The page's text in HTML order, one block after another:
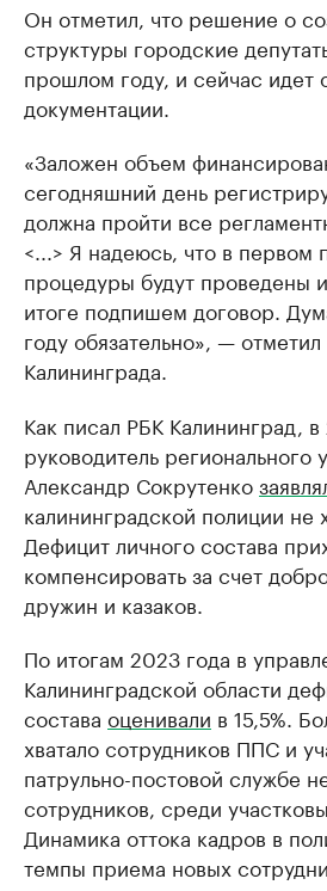
Он отметил, что решение о
структуры городские
прошлом году, и сейчас идет
документации.
«Заложен объем
сегодняшний день
должна пройти все
<...> Я надеюсь, что в первом
процедуры будут проведены
итоге подпишем договор.
году обязательно», — отметил
Калининграда.
Как писал РБК Калининград,
руководитель
Александр Сокрутенко
калининградской полиции не
Дефицит личного состава
компенсировать за счет
дружин и казаков.
По итогам 2023 года в
Калининградской области
состава оценивали в 15,5%.
хватало сотрудников ППС и
патрульно-постовой службе
сотрудников, среди
Динамика оттока кадров в
темпы приема новых